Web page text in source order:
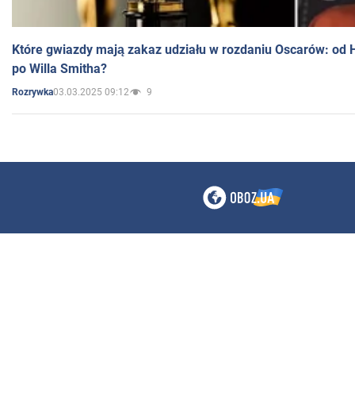
Które gwiazdy mają zakaz udziału w rozdaniu Oscarów: od
po Willa Smitha?
Rozrywka03.03.2025 09:12 9